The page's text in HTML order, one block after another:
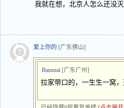
我就在想，北京人怎么还没
爱上你的 [广东佛山]
Bannzai [广东广州]
拉家带口的，一生生一窝